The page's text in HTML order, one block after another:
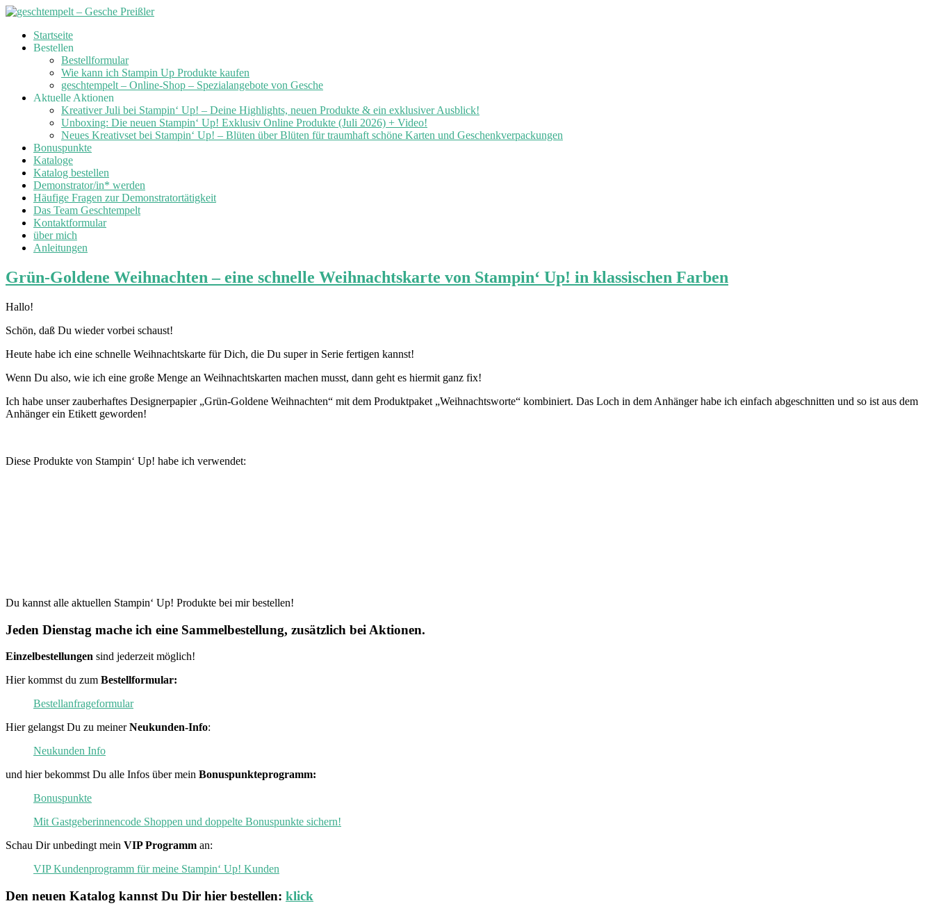
Skip
Startseite
Bestellen
Bestellformular
Wie kann ich Stampin Up Produkte kaufen
geschtempelt – Online-Shop – Spezialangebote von Gesche
Aktuelle Aktionen
Kreativer Juli bei Stampin‘ Up! – Deine Highlights, neuen Produkte & ein exklusiver Ausblick!
Unboxing: Die neuen Stampin‘ Up! Exklusiv Online Produkte (Juli 2026) + Video!
Neues Kreativset bei Stampin‘ Up! – Blüten über Blüten für traumhaft schöne Karten und Geschenkverpackungen
Bonuspunkte
Kataloge
Katalog bestellen
Demonstrator/in* werden
Häufige Fragen zur Demonstratortätigkeit
Das Team Geschtempelt
Kontaktformular
über mich
Anleitungen
Grün-Goldene Weihnachten – eine schnelle Weihnachtskarte von Stampin‘ Up! in klassischen Farben
Hallo!
Schön, daß Du wieder vorbei schaust!
Heute habe ich eine schnelle Weihnachtskarte für Dich, die Du super in Serie fertigen kannst!
Wenn Du also, wie ich eine große Menge an Weihnachtskarten machen musst, dann geht es hiermit ganz fix!
Ich habe unser zauberhaftes Designerpapier „Grün-Goldene Weihnachten“ mit dem Produktpaket „Weihnachtsworte“ kombiniert. Das Loch in dem Anhänger habe ich einfach abgeschnitten und so ist aus dem
Anhänger ein Etikett geworden!
Diese Produkte von Stampin‘ Up! habe ich verwendet:
Du kannst alle aktuellen Stampin‘ Up! Produkte bei mir bestellen!
Jeden Dienstag mache ich eine Sammelbestellung, zusätzlich bei Aktionen.
Einzelbestellungen sind jederzeit möglich!
Hier kommst du zum Bestellformular:
Bestellanfrageformular
Hier gelangst Du zu meinerNeukunden-Info:
Neukunden Info
und hier bekommst Du alle Infos über mein Bonuspunkteprogramm:
Bonuspunkte
Mit Gastgeberinnencode Shoppen und doppelte Bonuspunkte sichern!
Schau Dir unbedingt mein VIP Programm an:
VIP Kundenprogramm für meine Stampin‘ Up! Kunden
Den neuen Katalog kannst Du Dir hier bestellen: klick